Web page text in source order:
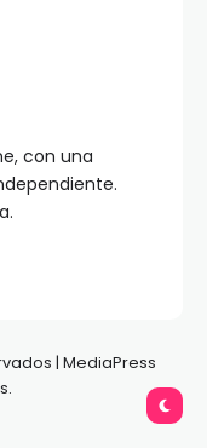
con una
| MediaPress